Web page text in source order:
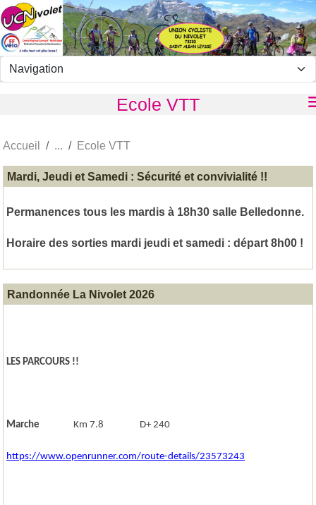
Ecole VTT
Accueil Ecole VTT
Mardi, Jeudi et Samedi : Sécurité et convivialité !!
Permanences tous les mardis à 18h30 salle Belledonne.
Horaire des sorties mardi jeudi et samedi : départ 8h00 !
Randonnée La Nivolet 2026
LES PARCOURS !!
Marche Km 7.8 D+ 240
https://www.openrunner.com/route-details/23573243
Panneau de gestion des cookies